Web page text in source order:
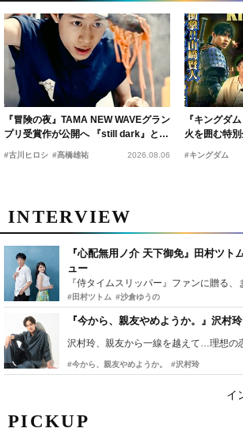
PICKUP
『冒険の夜』TAMA NEW WAVEグラン
プリ受賞作が公開へ 『still dark』と同
時上映決定
#古川ヒロシ #髙橋雄祐 2026.08.06
『キングダ
火を囲む特
の“キングダ
#キングダム
INTERVIEW
『心配無用ノ介 天下御免』田村ツト
ュー
#田村ツトム #沙倉ゆうの
『今から、親友やめようか。』沢村
沢村玲、親友から一線を越えて…理想の
#今から、親友やめようか。 #沢村玲
イ